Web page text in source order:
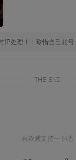
处理！！珍惜自己账号
THE END
喜欢就支持一下吧